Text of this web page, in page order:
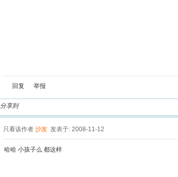
回复 举报
分享到
只看该作者 沙发 发表于: 2008-11-12
哈哈 小孩子么 都这样